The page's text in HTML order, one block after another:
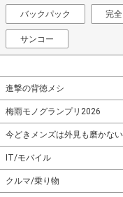
バックパック 完
サンコー
進撃の背徳メシ
梅雨モノグランプリ2026
今どきメンズは外見も磨かない
IT/モバイル
クルマ/乗り物